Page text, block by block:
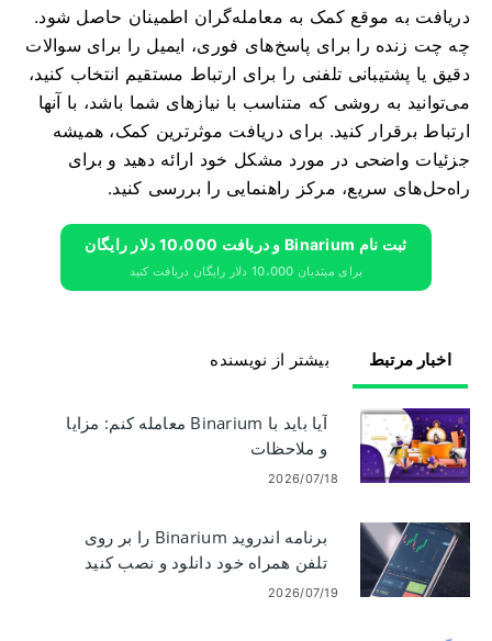
دریافت به موقع کمک به معامله‌گران اطمینان حاصل شود.
چه چت زنده را برای پاسخ‌های فوری، ایمیل را برای سوالات
دقیق یا پشتیبانی تلفنی را برای ارتباط مستقیم انتخاب کنید،
می‌توانید به روشی که متناسب با نیازهای شما باشد، با آنها
ارتباط برقرار کنید. برای دریافت موثرترین کمک، همیشه
جزئیات واضحی در مورد مشکل خود ارائه دهید و برای
راه‌حل‌های سریع، مرکز راهنمایی را بررسی کنید.
ثبت نام Binarium و دریافت 10،000 دلار رایگان
برای مبتدیان 10،000 دلار رایگان دریافت کنید
بیشتر از نویسنده اخبار مرتبط
آیا باید با Binarium معامله کنم: مزایا
و ملاحظات
2026/07/18
برنامه اندروید Binarium را بر روی
تلفن همراه خود دانلود و نصب کنید
2026/07/19